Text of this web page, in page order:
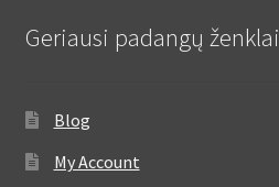
Geriausi padangų ženklai
Blog
My Account